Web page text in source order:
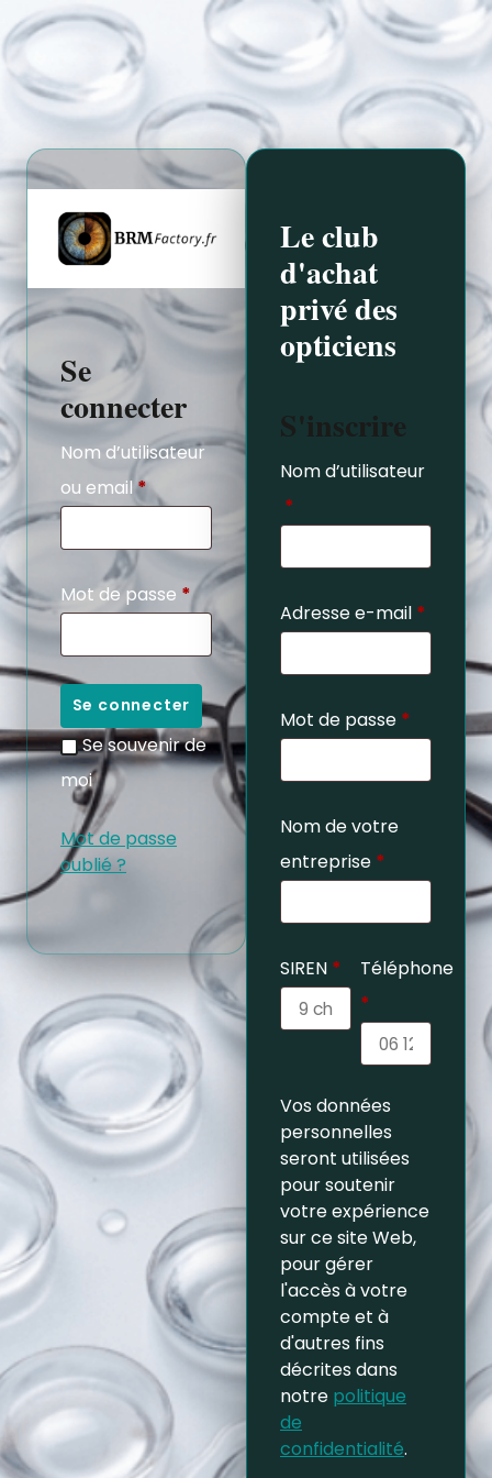
Se
connecter
Nom d’utilisateur
ou email*
Mot de passe *
Se connecter
Se souvenir de
moi
Mot de passe
oublié ?
Le club
d'achat
privé des
opticiens
S'inscrire
Nom d’utilisateur
*
Adresse e-mail *
Mot de passe *
Nom de votre
entreprise *
SIREN *
Téléphone
*
Vos données
personnelles
seront utilisées
pour soutenir
votre expérience
sur ce site Web,
pour gérer
l'accès à votre
compte et à
d'autres fins
décrites dans
notre politique
de
confidentialité.